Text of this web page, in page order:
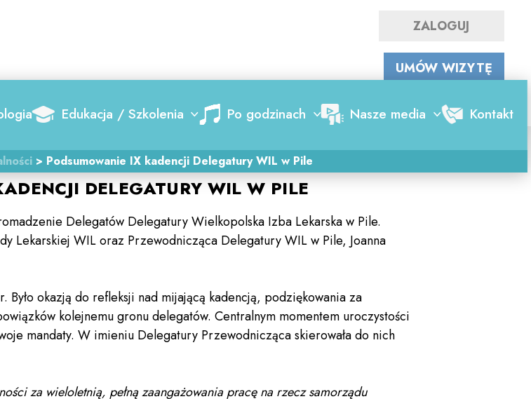
ZALOGUJ
UMÓW WIZYTĘ
Edukacja / Szkolenia Po godzinach Nasze media Kontakt
> Podsumowanie IX kadencji Delegatury WIL w Pile
DELEGATURY WIL W PILE
Delegatów Delegatury Wielkopolska Izba Lekarska w Pile.
Lekarskiej WIL oraz Przewodnicząca Delegatury WIL w Pile, Joanna
Było okazją do refleksji nad mijającą kadencją, podziękowania za
kolejnemu gronu delegatów. Centralnym momentem uroczystości
mandaty. W imieniu Delegatury Przewodnicząca skierowała do nich
za wieloletnią, pełną zaangażowania pracę na rzecz samorządu